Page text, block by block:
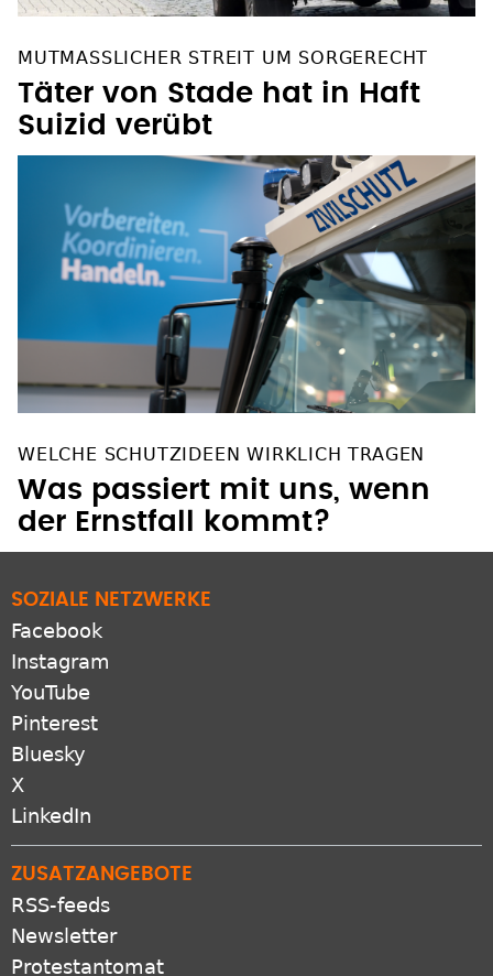
MUTMASSLICHER STREIT UM SORGERECHT
Täter von Stade hat in Haft
Suizid verübt
WELCHE SCHUTZIDEEN WIRKLICH TRAGEN
Was passiert mit uns, wenn
der Ernstfall kommt?
SOZIALE NETZWERKE
Facebook
Instagram
YouTube
Pinterest
Bluesky
X
LinkedIn
ZUSATZANGEBOTE
RSS-feeds
Newsletter
Protestantomat